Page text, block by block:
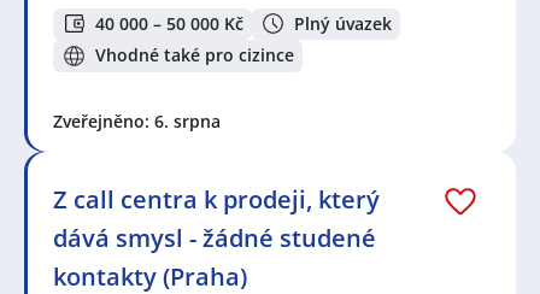
40 000 – 50 000 Kč
Plný úvazek
Vhodné také pro cizince
Zveřejněno: 6. srpna
Z call centra k prodeji, který
dává smysl - žádné studené
kontakty (Praha)